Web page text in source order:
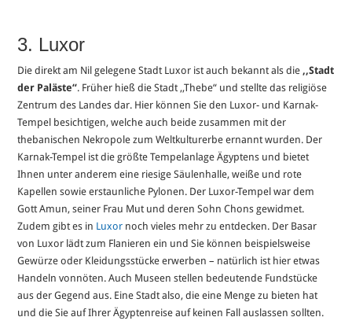
3. Luxor
Die direkt am Nil gelegene Stadt Luxor ist auch bekannt als die ,,Stadt
der Paläste“. Früher hieß die Stadt ,,Thebe“ und stellte das religiöse
Zentrum des Landes dar. Hier können Sie den Luxor- und Karnak-
Tempel besichtigen, welche auch beide zusammen mit der
thebanischen Nekropole zum Weltkulturerbe ernannt wurden. Der
Karnak-Tempel ist die größte Tempelanlage Ägyptens und bietet
Ihnen unter anderem eine riesige Säulenhalle, weiße und rote
Kapellen sowie erstaunliche Pylonen. Der Luxor-Tempel war dem
Gott Amun, seiner Frau Mut und deren Sohn Chons gewidmet.
Zudem gibt es in Luxor noch vieles mehr zu entdecken. Der Basar
von Luxor lädt zum Flanieren ein und Sie können beispielsweise
Gewürze oder Kleidungsstücke erwerben – natürlich ist hier etwas
Handeln vonnöten. Auch Museen stellen bedeutende Fundstücke
aus der Gegend aus. Eine Stadt also, die eine Menge zu bieten hat
und die Sie auf Ihrer Ägyptenreise auf keinen Fall auslassen sollten.